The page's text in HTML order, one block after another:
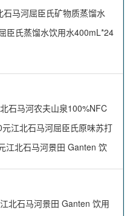
马河屈臣氏矿物质蒸馏水
臣氏蒸馏水饮用水400mL*24
石马河农夫山泉100%NFC
江北石马河屈臣氏原味苏打
江北石马河景田 Ganten 饮
北石马河景田 Ganten 饮用